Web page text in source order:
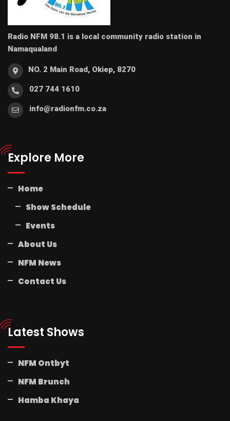
Radio NFM 98.1 is a local community radio station in
Namaqualand
NO. 2 Main Road, Okiep, 8270
027 744 1610
info@radionfm.co.za
Explore More
Home
Show Schedule
Events
About Us
NFM News
Contact Us
Latest Shows
NFM Ontbyt
NFM Brunch
Hamba Khaya